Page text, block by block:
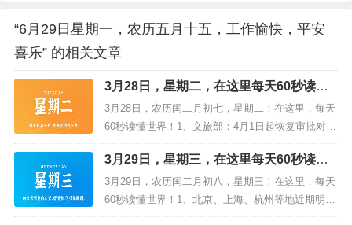
“6月29日星期一，农历五月十五，工作愉快，平安
喜乐” 的相关文章
3月28日，星期二，在这里每天60秒读懂
世界！
3月28日，农历闰二月初七，星期二！在这里，每天
60秒读懂世界！1、文旅部：4月1日起恢复审批对外
文化和旅游交流出来访团组；2、两部门：继续实施
物流企业大宗商品仓储设施用地税收优惠政策；两
部门：对小微企业年应纳税所得额不超100万部分，
按2...
3月29日，星期三，在这里每天60秒读懂
世界！
3月29日，农历闰二月初八，星期三！在这里，每天
60秒读懂世界！1、北京、上海、杭州等地近期明
确：将有序放开设摊、允许外摆；2、网信办：严厉